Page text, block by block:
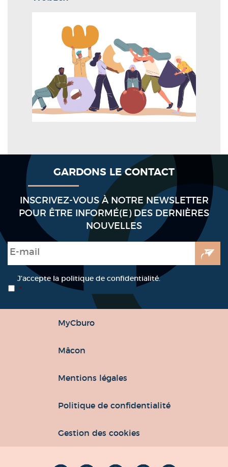
GARDONS LE CONTACT
INSCRIVEZ-VOUS À NOTRE NEWSLETTER
POUR ÊTRE INFORMÉ(E) DES DERNIÈRES
NOUVELLES
E-mail
RGPD *
J’accepte la politique de confidentialité.
*
MyCburo
Mâcon
Mentions légales
Politique de confidentialité
Gestion des cookies